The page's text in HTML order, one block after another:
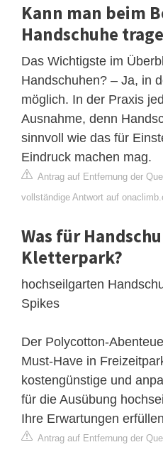
Kann man beim
Handschuhe
Das Wichtigste im
Handschuhen? – Ja, in
möglich. In der Praxis
Ausnahme, denn
sinnvoll wie das für
Eindruck machen mag.
Antrag auf Entfernung der
vollständige Antwort auf
Was für
Kletterpark?
hochseilgarten
Spikes
Der Polycotton-
Must-Have in
kostengünstige und
für die Ausübung
Ihre Erwartungen
Antrag auf Entfernung der